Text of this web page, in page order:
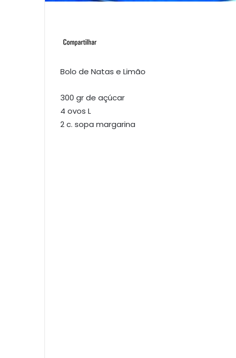
Bolo de Natas e Limão
300 gr de açúcar
4 ovos L
2 c. sopa margarina